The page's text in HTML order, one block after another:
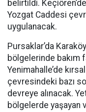
belirtildi.
Yozgat Caddesi
uygulanacak.
Pursaklar’da
bölgelerinde bakım
Yenimahalle’de
çevresindeki bazı
devreye alınacak.
bölgelerde yaşayan